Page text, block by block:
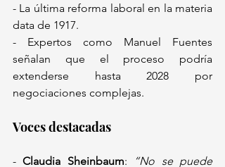
- La última reforma laboral en la materia
data de 1917.
- Expertos como Manuel Fuentes
señalan que el proceso podría
extenderse hasta 2028 por
negociaciones complejas.
Voces destacadas
- Claudia Sheinbaum:
“No se puede